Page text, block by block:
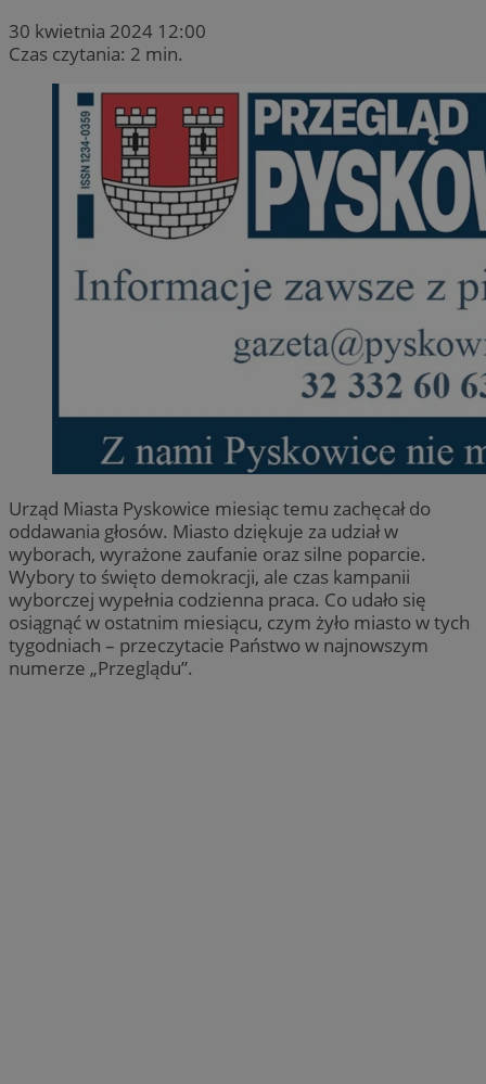
30 kwietnia 2024 12:00
Czas czytania: 2 min.
Urząd Miasta Pyskowice miesiąc temu zachęcał do
oddawania głosów. Miasto dziękuje za udział w
wyborach, wyrażone zaufanie oraz silne poparcie.
Wybory to święto demokracji, ale czas kampanii
wyborczej wypełnia codzienna praca. Co udało się
osiągnąć w ostatnim miesiącu, czym żyło miasto w tych
tygodniach – przeczytacie Państwo w najnowszym
numerze „Przeglądu”.